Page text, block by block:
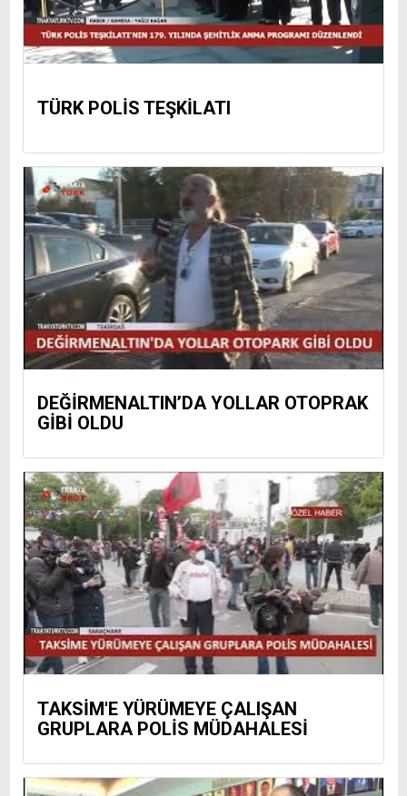
TÜRK POLİS TEŞKİLATI
DEĞİRMENALTIN’DA YOLLAR OTOPRAK
GİBİ OLDU
TAKSİM'E YÜRÜMEYE ÇALIŞAN
GRUPLARA POLİS MÜDAHALESİ